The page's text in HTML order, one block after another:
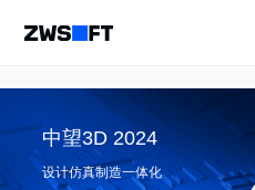
中望3D 2024
设计仿真制造一体化